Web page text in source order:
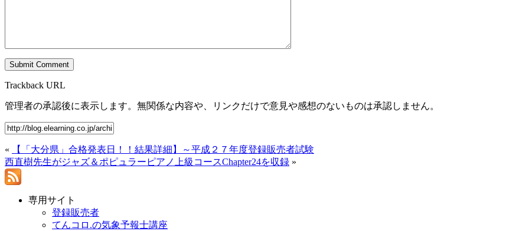
Trackback URL
管理者の承認後に表示します。無関係な内容や、リンクだけで意見や感想のないものは承認しません。
«
【「大分県」合格発表日！！結果詳細】～平成２７年度登録販売者試験
西直樹先生がジャズ＆ポピュラーピアノ上級コースChapter24を収録 »
専用サイト
登録販売者
てんコロ.の気象予報士講座